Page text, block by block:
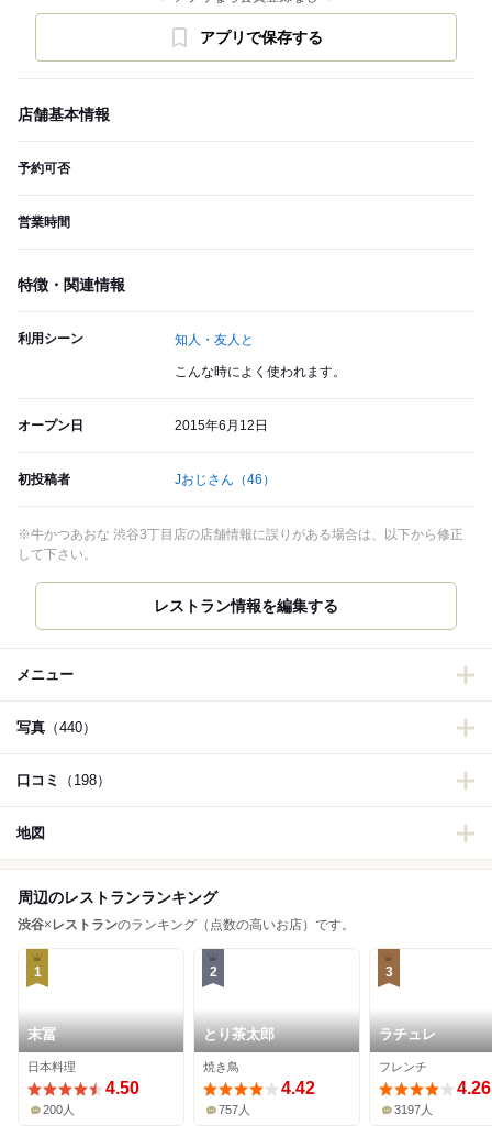
アプリで保存する
店舗基本情報
予約可否
営業時間
特徴・関連情報
利用シーン 知人・友人と
こんな時によく使われます。
オープン日 2015年6月12日
初投稿者 Jおじさん （46）
※牛かつあおな 渋谷3丁目店の店舗情報に誤りがある場合は、以下から修正
して下さい。
レストラン情報を編集する
メニュー
写真 （440）
口コミ （198）
地図
周辺のレストランランキング
渋谷× レストランのランキング（点数の高いお店）です。
1
末冨
日本料理
4.50
200人
2
とり茶太郎
焼き鳥
4.42
757人
3
ラチュレ
フレンチ
4.26
3197人